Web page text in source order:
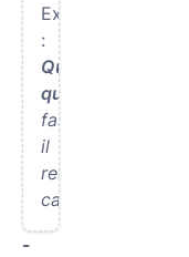
Exemple
:
Quoi
qu’il
fasse,
il
reste
calme.
-